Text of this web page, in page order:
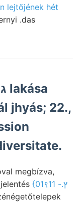
lejtőjének hét
.das
megbízva,
{01९11 ץ.-